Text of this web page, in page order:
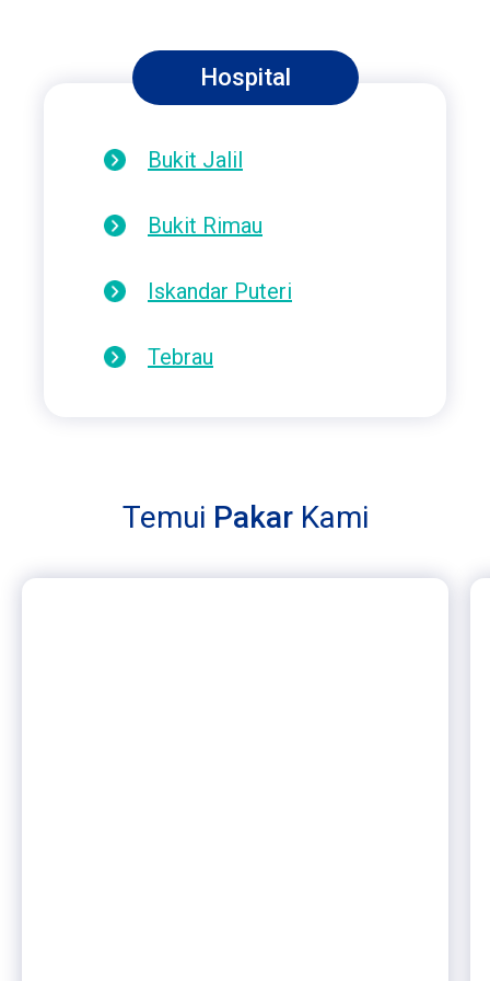
Hospital
Bukit Jalil
Bukit Rimau
Iskandar Puteri
Tebrau
Temui PakarKami